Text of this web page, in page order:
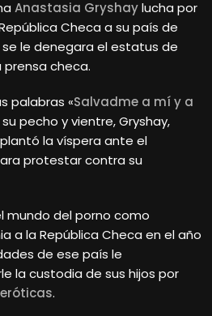
Anastasia Gryshaylucha por
Checa a su país de
le denegara el estatus de
checa.
palabras «Salvadme a mí y a
pecho y vientre, Gryshay,
la víspera ante el
protestar contra su
mundo del porno como
a la República Checa en el año
de ese país le
la custodia de sus hijos por
.